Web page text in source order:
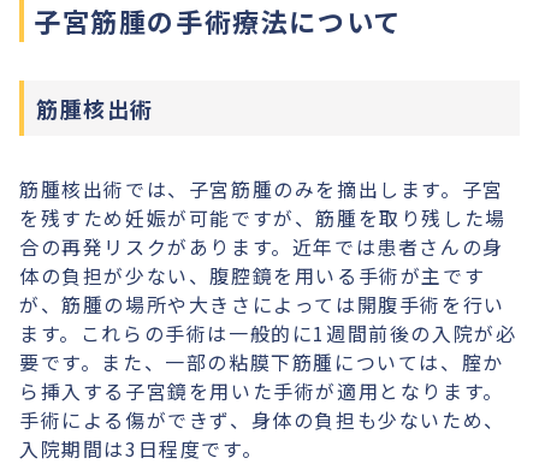
子宮筋腫の手術療法について
筋腫核出術
筋腫核出術では、子宮筋腫のみを摘出します。子宮
を残すため妊娠が可能ですが、筋腫を取り残した場
合の再発リスクがあります。近年では患者さんの身
体の負担が少ない、腹腔鏡を用いる手術が主です
が、筋腫の場所や大きさによっては開腹手術を行い
ます。これらの手術は一般的に1週間前後の入院が必
要です。また、一部の粘膜下筋腫については、腟か
ら挿入する子宮鏡を用いた手術が適用となります。
手術による傷ができず、身体の負担も少ないため、
入院期間は3日程度です。